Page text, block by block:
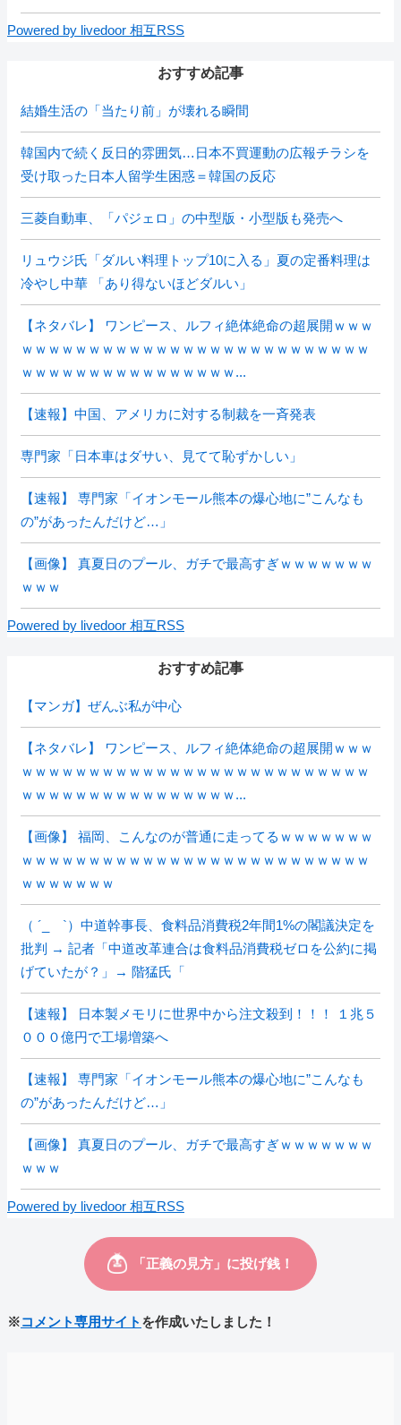
Powered by livedoor 相互RSS
おすすめ記事
結婚生活の「当たり前」が壊れる瞬間
韓国内で続く反日的雰囲気…日本不買運動の広報チラシを
受け取った日本人留学生困惑＝韓国の反応
三菱自動車、「パジェロ」の中型版・小型版も発売へ
リュウジ氏「ダルい料理トップ10に入る」夏の定番料理は
冷やし中華 「あり得ないほどダルい」
【ネタバレ】 ワンピース、ルフィ絶体絶命の超展開ｗｗｗ
ｗｗｗｗｗｗｗｗｗｗｗｗｗｗｗｗｗｗｗｗｗｗｗｗｗｗ
ｗｗｗｗｗｗｗｗｗｗｗｗｗｗｗｗ...
【速報】中国、アメリカに対する制裁を一斉発表
専門家「日本車はダサい、見てて恥ずかしい」
【速報】 専門家「イオンモール熊本の爆心地に”こんなも
の”があったんだけど…」
【画像】 真夏日のプール、ガチで最高すぎｗｗｗｗｗｗｗ
ｗｗｗ
Powered by livedoor 相互RSS
おすすめ記事
【マンガ】ぜんぶ私が中心
【ネタバレ】 ワンピース、ルフィ絶体絶命の超展開ｗｗｗ
ｗｗｗｗｗｗｗｗｗｗｗｗｗｗｗｗｗｗｗｗｗｗｗｗｗｗ
ｗｗｗｗｗｗｗｗｗｗｗｗｗｗｗｗ...
【画像】 福岡、こんなのが普通に走ってるｗｗｗｗｗｗｗ
ｗｗｗｗｗｗｗｗｗｗｗｗｗｗｗｗｗｗｗｗｗｗｗｗｗｗ
ｗｗｗｗｗｗｗ
（ ´_ゝ`）中道幹事長、食料品消費税2年間1%の閣議決定を
批判 → 記者「中道改革連合は食料品消費税ゼロを公約に掲
げていたが？」→ 階猛氏「
【速報】 日本製メモリに世界中から注文殺到！！！ １兆５
０００億円で工場増築へ
【速報】 専門家「イオンモール熊本の爆心地に”こんなも
の”があったんだけど…」
【画像】 真夏日のプール、ガチで最高すぎｗｗｗｗｗｗｗ
ｗｗｗ
Powered by livedoor 相互RSS
※コメント専用サイト を作成いたしました！